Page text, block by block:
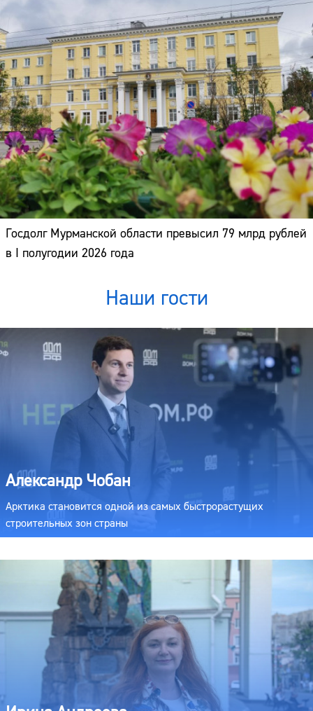
Госдолг Мурманской области превысил 79 млрд рублей
в I полугодии 2026 года
Наши гости
Александр Чобан
Арктика становится одной из самых быстрорастущих
строительных зон страны